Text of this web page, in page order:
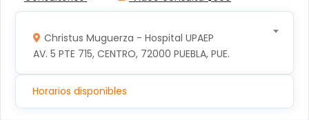
Christus Muguerza - Hospital UPAEP
AV. 5 PTE 715, CENTRO, 72000 PUEBLA, PUE.
Horarios disponibles